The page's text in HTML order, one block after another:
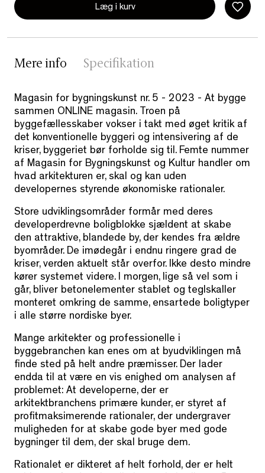
Læg i kurv
Mere info Specifikation
Magasin for bygningskunst nr. 5 - 2023 - At bygge
sammen ONLINE magasin. Troen på
byggefællesskaber vokser i takt med øget kritik af
det konventionelle byggeri og intensivering af de
kriser, byggeriet bør forholde sig til. Femte nummer
af Magasin for Bygningskunst og Kultur handler om
hvad arkitekturen er, skal og kan uden
developernes styrende økonomiske rationaler.
Store udviklingsområder formår med deres
developerdrevne boligblokke sjældent at skabe
den attraktive, blandede by, der kendes fra ældre
byområder. De imødegår i endnu ringere grad de
kriser, verden aktuelt står overfor. Ikke desto mindre
kører systemet videre. I morgen, lige så vel som i
går, bliver betonelementer stablet og teglskaller
monteret omkring de samme, ensartede boligtyper
i alle større nordiske byer.
Mange arkitekter og professionelle i
byggebranchen kan enes om at byudviklingen må
finde sted på helt andre præmisser. Der lader
endda til at være en vis enighed om analysen af
problemet: At developerne, der er
arkitektbranchens primære kunder, er styret af
profitmaksimerende rationaler, der undergraver
muligheden for at skabe gode byer med gode
bygninger til dem, der skal bruge dem.
Rationalet er dikteret af helt forhold, der er helt